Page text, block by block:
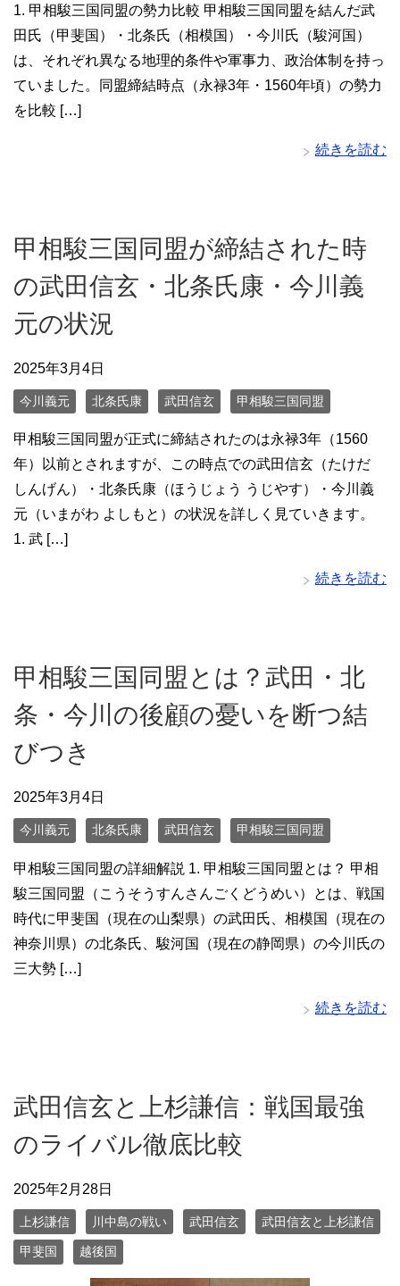
1. 甲相駿三国同盟の勢力比較 甲相駿三国同盟を結んだ武
田氏（甲斐国）・北条氏（相模国）・今川氏（駿河国）
は、それぞれ異なる地理的条件や軍事力、政治体制を持っ
ていました。同盟締結時点（永禄3年・1560年頃）の勢力
を比較 […]
続きを読む
甲相駿三国同盟が締結された時
の武田信玄・北条氏康・今川義
元の状況
2025年3月4日
今川義元 北条氏康 武田信玄 甲相駿三国同盟
甲相駿三国同盟が正式に締結されたのは永禄3年（1560
年）以前とされますが、この時点での武田信玄（たけだ
しんげん）・北条氏康（ほうじょう うじやす）・今川義
元（いまがわ よしもと）の状況を詳しく見ていきます。
1. 武 […]
続きを読む
甲相駿三国同盟とは？武田・北
条・今川の後顧の憂いを断つ結
びつき
2025年3月4日
今川義元 北条氏康 武田信玄 甲相駿三国同盟
甲相駿三国同盟の詳細解説 1. 甲相駿三国同盟とは？ 甲相
駿三国同盟（こうそうすんさんごくどうめい）とは、戦国
時代に甲斐国（現在の山梨県）の武田氏、相模国（現在の
神奈川県）の北条氏、駿河国（現在の静岡県）の今川氏の
三大勢 […]
続きを読む
武田信玄と上杉謙信：戦国最強
のライバル徹底比較
2025年2月28日
上杉謙信 川中島の戦い 武田信玄 武田信玄と上杉謙信
甲斐国 越後国